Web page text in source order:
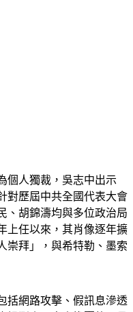
對歷屆中共全國代表大會
、胡錦濤均與多位政治局
上任以來，其肖像逐年擴
崇拜」，與希特勒、墨索
提到真正令人擔憂的不是